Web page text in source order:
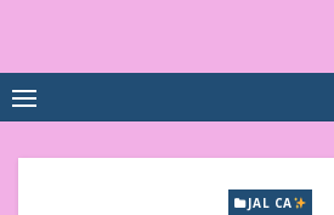
content
数UPｽｸ
JAL CA